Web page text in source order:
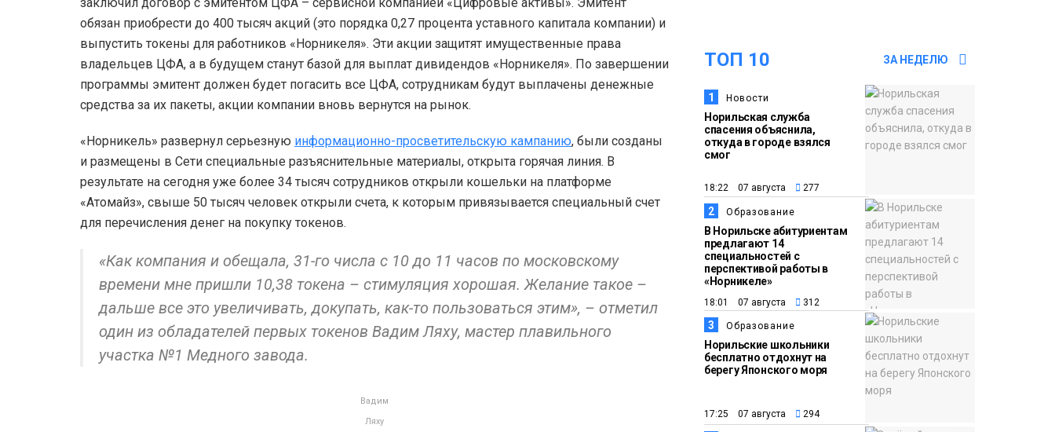
обязан приобрести до 400 тысяч акций (это порядка 0,27 процента уставного капитала компании) и
выпустить токены для работников «Норникеля». Эти акции защитят имущественные права
владельцев ЦФА, а в будущем станут базой для выплат дивидендов «Норникеля». По завершении
программы эмитент должен будет погасить все ЦФА, сотрудникам будут выплачены денежные
средства за их пакеты, акции компании вновь вернутся на рынок.
«Норникель» развернул серьезную информационно-просветительскую кампанию, были созданы
и размещены в Сети специальные разъяснительные материалы, открыта горячая линия. В
результате на сегодня уже более 34 тысяч сотрудников открыли кошельки на платформе
«Атомайз», свыше 50 тысяч человек открыли счета, к которым привязывается специальный счет
для перечисления денег на покупку токенов.
«Как компания и обещала, 31-го числа с 10 до 11 часов по московскому
времени мне пришли 10,38 токена – стимуляция хорошая. Желание такое –
дальше все это увеличивать, докупать, как-то пользоваться этим», – отметил
один из обладателей первых токенов Вадим Ляху, мастер плавильного
участка №1 Медного завода.
Вадим
Ляху
Новости
частично закроют в
связи с Днём рождения
13:59
Новости
«Домик Хоббитов» и
появятся в Кайеркане
13:08
Новости
Предстоящие
выходные в Норильске
будут зябкими,
пасмурными и
дождливыми
12:32
Как в Норильске
помогают женщинам из
исправительного
центра адаптироваться
ТОП 10 ЗА НЕДЕЛЮ
1 Новости
Норильская служба
спасения объяснила,
откуда в городе взялся
смог
18:22 07 августа 277
2 Образование
В Норильске абитуриентам
предлагают 14
специальностей с
перспективой работы в
«Норникеле»
18:01 07 августа 312
3 Образование
Норильские школьники
бесплатно отдохнут на
берегу Японского моря
17:25 07 августа 294